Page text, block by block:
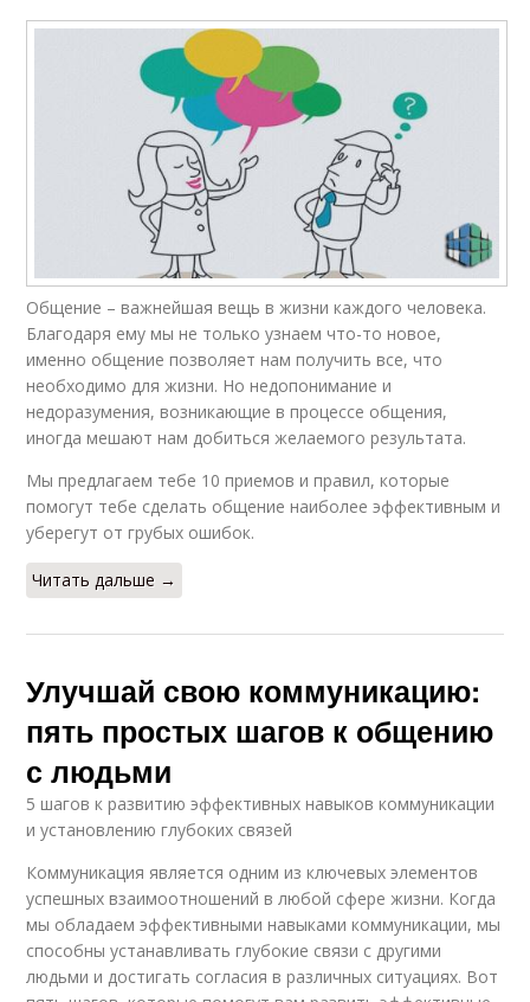
Общение – важнейшая вещь в жизни каждого человека.
Благодаря ему мы не только узнаем что-то новое,
именно общение позволяет нам получить все, что
необходимо для жизни. Но недопонимание и
недоразумения, возникающие в процессе общения,
иногда мешают нам добиться желаемого результата.
Мы предлагаем тебе 10 приемов и правил, которые
помогут тебе сделать общение наиболее эффективным и
уберегут от грубых ошибок.
Читать дальше →
Улучшай свою коммуникацию:
пять простых шагов к общению
с людьми
5 шагов к развитию эффективных навыков коммуникации
и установлению глубоких связей
Коммуникация является одним из ключевых элементов
успешных взаимоотношений в любой сфере жизни. Когда
мы обладаем эффективными навыками коммуникации, мы
способны устанавливать глубокие связи с другими
людьми и достигать согласия в различных ситуациях. Вот